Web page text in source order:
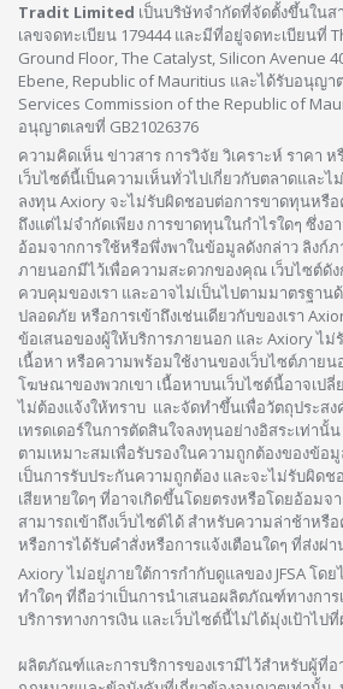
Tradit Limited เป็นบริษัทจำกัดที่จัดตั้งขึ้นใน
เลขจดทะเบียน 179444 และมีที่อยู่จดทะเบียนที่
Ground Floor, The Catalyst, Silicon Avenue
Ebene, Republic of Mauritius และได้รับอนุญา
Services Commission of the Republic of
อนุญาตเลขที่ GB21026376
ความคิดเห็น ข่าวสาร การวิจัย วิเคราะห์ ราคา
เว็บไซต์นี้เป็นความเห็นทั่วไปเกี่ยวกับตลาดและ
ลงทุน Axiory จะไม่รับผิดชอบต่อการขาดทุนหรือ
ถึงแต่ไม่จำกัดเพียง การขาดทุนในกำไรใดๆ ซึ่งอ
อ้อมจากการใช้หรือพึ่งพาในข้อมูลดังกล่าว ลิงก์ภ
ภายนอกมีไว้เพื่อความสะดวกของคุณ เว็บไซต์ดั
ควบคุมของเรา และอาจไม่เป็นไปตามมาตรฐาน
ปลอดภัย หรือการเข้าถึงเช่นเดียวกับของเรา
ข้อเสนอของผู้ให้บริการภายนอก และ Axiory ไ
เนื้อหา หรือความพร้อมใช้งานของเว็บไซต์ภาย
โฆษณาของพวกเขา เนื้อหาบนเว็บไซต์นี้อาจเปลี่
ไม่ต้องแจ้งให้ทราบ และจัดทำขึ้นเพื่อวัตถุประสง
เทรดเดอร์ในการตัดสินใจลงทุนอย่างอิสระเท่านั้
ตามเหมาะสมเพื่อรับรองในความถูกต้องของข้อ
เป็นการรับประกันความถูกต้อง และจะไม่รับผิด
เสียหายใดๆ ที่อาจเกิดขึ้นโดยตรงหรือโดยอ้อมจ
สามารถเข้าถึงเว็บไซต์ได้ สำหรับความล่าช้าหรื
หรือการได้รับคำสั่งหรือการแจ้งเตือนใดๆ ที่ส่งผ่
Axiory ไม่อยู่ภายใต้การกำกับดูแลของ JFSA โด
ทำใดๆ ที่ถือว่าเป็นการนำเสนอผลิตภัณฑ์ทางกา
บริการทางการเงิน และเว็บไซต์นี้ไม่ได้มุ่งเป้าไ
ผลิตภัณฑ์และการบริการของเรามีไว้สำหรับผู้ที่